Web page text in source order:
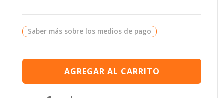
Saber más sobre los medios de pago
AGREGAR AL CARRITO